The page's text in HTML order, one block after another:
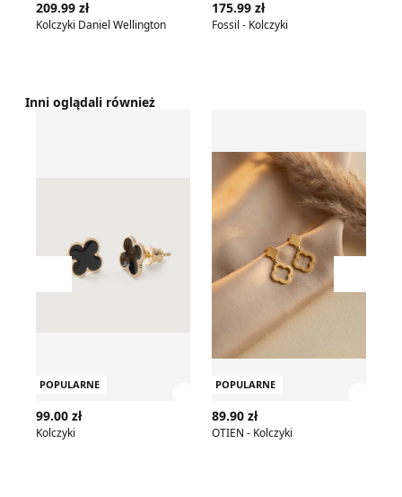
209.99 zł
Kolczyki Daniel Wellington
175.99 zł
Fossil - Kolczyki
Inni oglądali również
Przesuń w lewo
POPULARNE
99.00 zł
Kolczyki
POPULARNE
89.90 zł
OTIEN - Kolczyki